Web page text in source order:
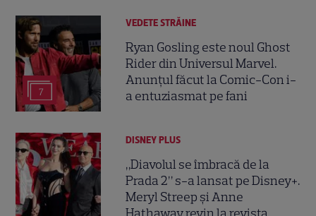
7
VEDETE STRĂINE
Ryan Gosling este noul Ghost
Rider din Universul Marvel.
Anunțul făcut la Comic-Con i-
a entuziasmat pe fani
DISNEY PLUS
„Diavolul se îmbracă de la
Prada 2” s-a lansat pe Disney+.
Meryl Streep și Anne